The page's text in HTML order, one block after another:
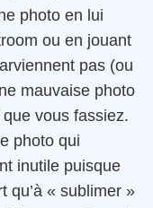
photo en lui
ou en jouant
pas (ou
mauvaise photo
vous fassiez.
photo qui
inutile puisque
qu’à « sublimer »